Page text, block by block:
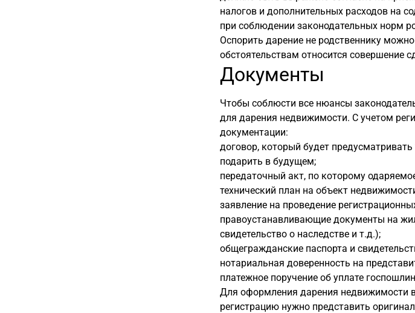
налогов и дополнительных расходов на
при соблюдении законодательных норм
Оспорить дарение не родственнику
обстоятельствам относится совершение
Документы
Чтобы соблюсти все нюансы
для дарения недвижимости. С учетом
документации:
договор, который будет
подарить в будущем;
передаточный акт, по которому
технический план на объект
заявление на проведение
правоустанавливающие документы на
свидетельство о наследстве и т.д.);
общегражданские паспорта и
нотариальная доверенность на
платежное поручение об уплате
Для оформления дарения недвижимости
регистрацию нужно представить